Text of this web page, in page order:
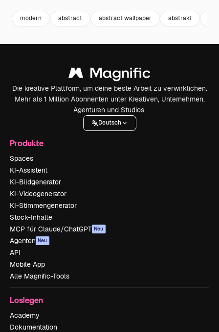
modern abstract abstract wallpaper abstrakt
Die kreative Plattform, um deine beste Arbeit zu verwirklichen.
Mehr als 1 Million Abonnenten unter Kreativen, Unternehmen,
Agenturen und Studios.
Deutsch
Produkte
Spaces
KI-Assistent
KI-Bildgenerator
KI-Videogenerator
KI-Stimmengenerator
Stock-Inhalte
MCP für Claude/ChatGPT Neu
Agenten Neu
API
Mobile App
Alle Magnific-Tools
Loslegen
Academy
Dokumentation